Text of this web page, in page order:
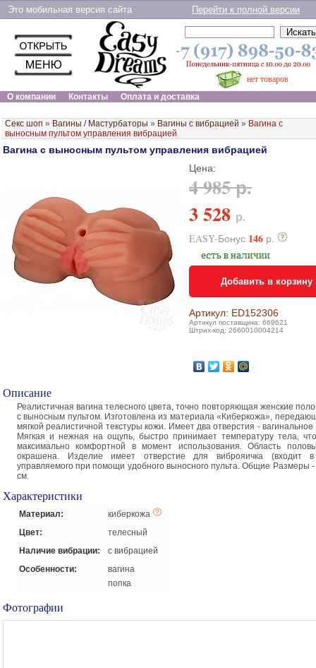
Это мобильная версия сайта Перейти к полной версии
нет товаров
О компании
Контакты Оплата и доставка
Секс шоп » Вагины / Мастурбаторы » Вагины с вибрацией » Вагина с
выносным пультом управления вибрацией
Вагина с выносным пультом управления вибрацией
Цена:
4 985 р.
3 528 р.
EASY-Бонус 146 р.
Добавить в корзину
Артикул: ED152306
Артикул поставщика: 669621
Штрих-код: 2660010004214
Описание
Реалистичная вагина телесного цвета, точно повторяющая женские
с выносным пультом. Изготовлена из материала «Киберкожа»,
мягкой реалистичной текстуры кожи. Имеет два отверстия -
Мягкая и нежная на ощупь, быстро принимает температуру тела,
максимально комфортной в момент использования. Область
окрашена. Изделие имеет отверстие для виброяичка (входит в
управляемого при помощи удобного выносного пульта. Общие Размеры
см.
Характеристики
Материал:
киберкожа
Цвет:
телесный
Наличие вибрации:
с вибрацией
Особенности:
вагина
попка
Фотографии